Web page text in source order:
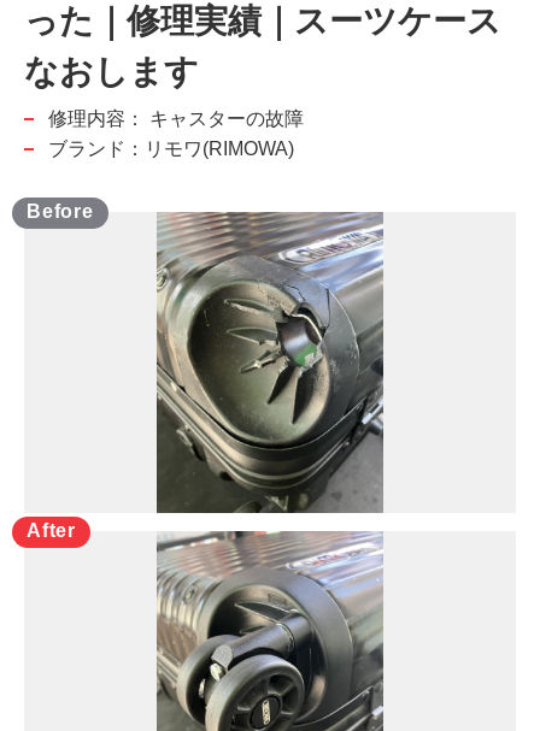
った｜修理実績｜スーツケース
なおします
修理内容：
キャスターの故障
ブランド：リモワ(RIMOWA)